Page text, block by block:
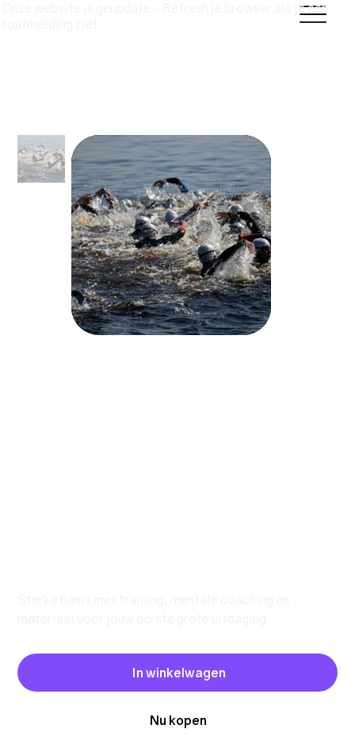
Onze website is geupdate - Refresh je browser als je een
In winkelwagen
Nu kopen